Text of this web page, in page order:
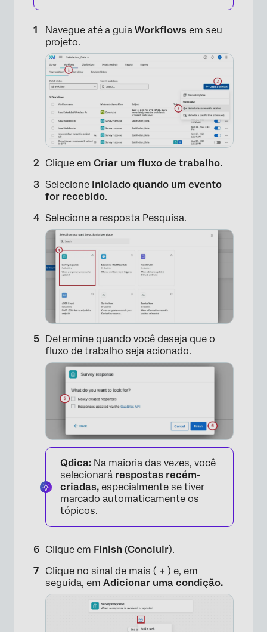
Navegue até a guia Workflows em seu
projeto.
×
Clique em Criar um fluxo de trabalho.
Selecione Iniciado quando um evento
for recebido.
Selecione a resposta Pesquisa.
Determine quando você deseja que o
fluxo de trabalho seja acionado.
Qdica: Na maioria das vezes, você
selecionará respostas recém-
criadas, especialmente se tiver
marcado automaticamente os
tópicos.
Clique em Finish (Concluir).
Clique no sinal de mais ( + ) e, em
seguida, em Adicionar uma condição.